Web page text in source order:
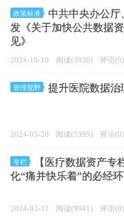
政策标准
中共中央办公厅
发《关于加快公共数据
见》
2024-10-10 阅读(3930) 评论(0)
管理视野 提升医院数据治
2024-05-20 阅读(5399) 评论(0)
专栏
【医疗数据资产专
化“痛并快乐着”的必经
2024-03-11 阅读(9941) 评论(0)